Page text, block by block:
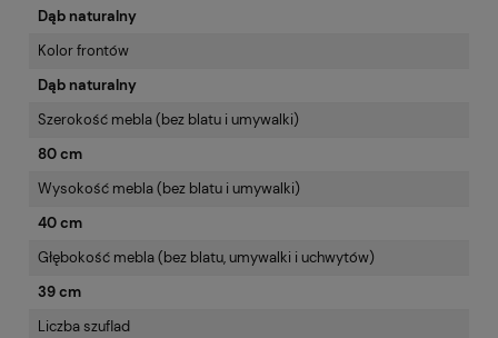
Dąb naturalny
Kolor frontów
Dąb naturalny
Szerokość mebla (bez blatu i umywalki)
80 cm
Wysokość mebla (bez blatu i umywalki)
40 cm
Głębokość mebla (bez blatu, umywalki i uchwytów)
39 cm
Liczba szuflad